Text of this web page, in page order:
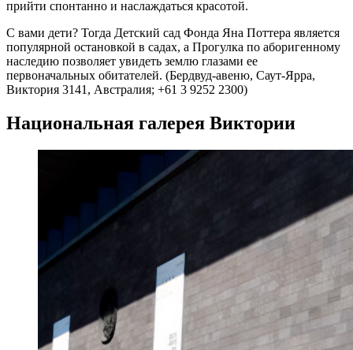
прийти спонтанно и наслаждаться красотой.
С вами дети? Тогда Детский сад Фонда Яна Поттера является
популярной остановкой в садах, а Прогулка по аборигенному
наследию позволяет увидеть землю глазами ее
первоначальных обитателей. (Бердвуд-авеню, Саут-Ярра,
Виктория 3141, Австралия; +61 3 9252 2300)
Национальная галерея Виктории